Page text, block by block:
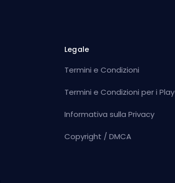
Legale
Termini e Condizioni
Termini e Condizioni per i
Informativa sulla Privacy
Copyright / DMCA